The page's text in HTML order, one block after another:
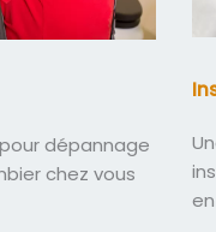
dépannage
chez vous